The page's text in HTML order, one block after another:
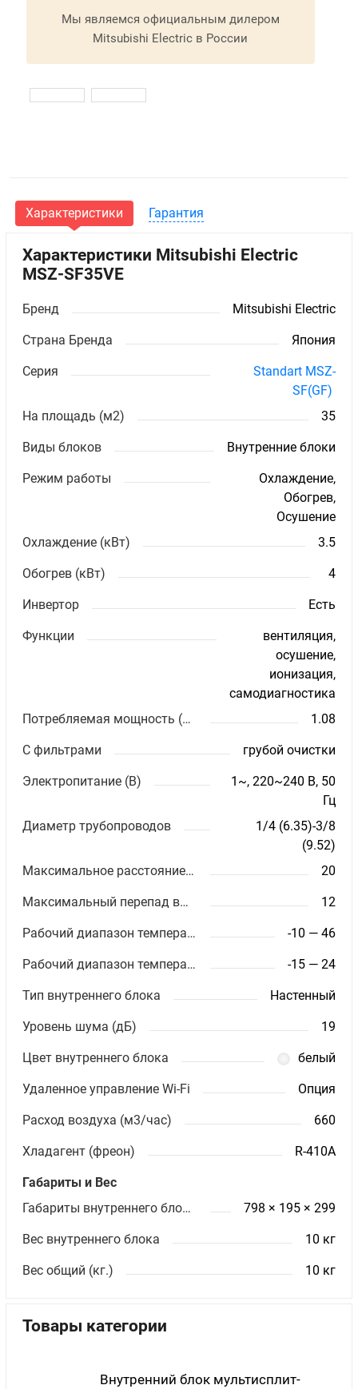
Мы являемся официальным дилером
Mitsubishi Electric в России
Характеристики Гарантия
Характеристики Mitsubishi Electric
MSZ-SF35VE
Бренд Mitsubishi Electric
Страна Бренда Япония
Серия
Standart MSZ-
SF(GF)
На площадь (м2)
35
Виды блоков Внутренние блоки
Режим работы
Охлаждение,
Обогрев,
Осушение
Охлаждение (кВт)
3.5
Обогрев (кВт) 4
Инвертор Есть
Функции
вентиляция,
осушение,
ионизация,
самодиагностика
Потребляемая мощность (кВт)
1.08
С фильтрами грубой очистки
Электропитание (В)
1~, 220~240 В, 50
Гц
Диаметр трубопроводов
1/4 (6.35)-3/8
(9.52)
Максимальное расстояние между блоками (м)
20
Максимальный перепад высот (м) 12
Рабочий диапазон температур (охлаждение) -10 — 46
Рабочий диапазон температур (обогрев) -15 — 24
Тип внутреннего блока Настенный
Уровень шума (дБ) 19
Цвет внутреннего блока белый
Удаленное управление Wi-Fi Опция
Расход воздуха (м3/час) 660
Хладагент (фреон) R-410A
Габариты и Вес
Габариты внутреннего блока ШхВхГ (мм)
798 × 195 × 299
Вес внутреннего блока 10 кг
Вес общий (кг.) 10 кг
Товары категории
Внутренний блок мультисплит-